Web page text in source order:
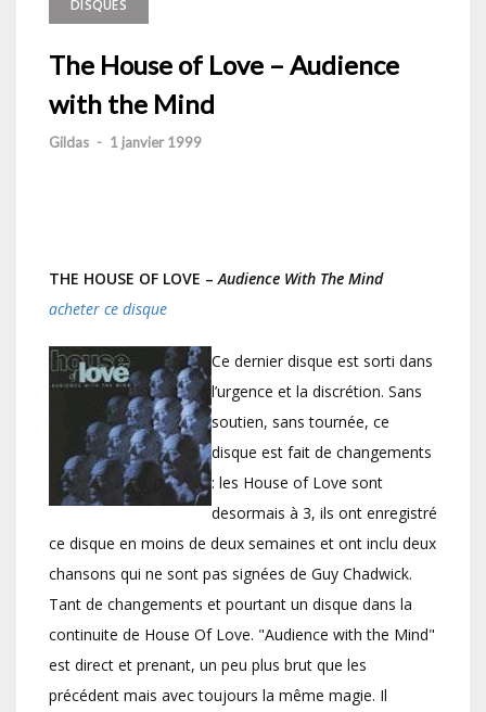
DISQUES
The House of Love – Audience
with the Mind
Gildas - 1 janvier 1999
THE HOUSE OF LOVE –Audience With The Mind
acheter ce disque
Ce dernier disque est sorti dans
l’urgence et la discrétion. Sans
soutien, sans tournée, ce
disque est fait de changements
: les House of Love sont
desormais à 3, ils ont enregistré
ce disque en moins de deux semaines et ont inclu deux
chansons qui ne sont pas signées de Guy Chadwick.
Tant de changements et pourtant un disque dans la
continuite de House Of Love. "Audience with the Mind"
est direct et prenant, un peu plus brut que les
précédent mais avec toujours la même magie. Il